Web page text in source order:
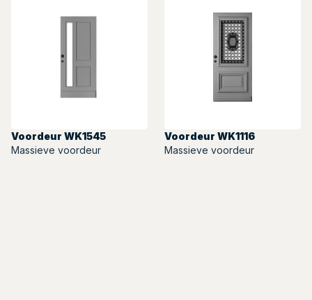
Voordeur WK1545
Massieve voordeur
Voordeur WK1116
Massieve voordeur